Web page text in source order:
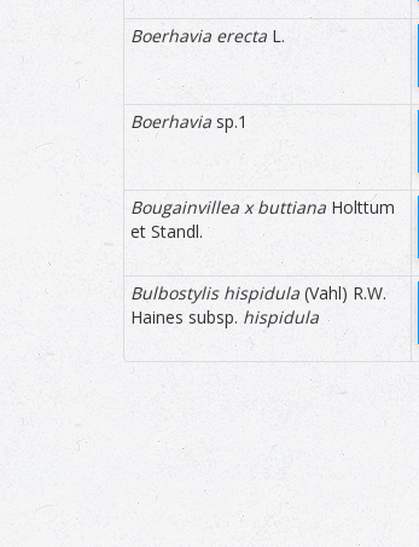
Boerhavia erecta L.
Boerhavia sp.1
Bougainvillea x buttiana Holttum
et Standl.
Bulbostylis hispidula (Vahl) R.W.
Haines subsp. hispidula